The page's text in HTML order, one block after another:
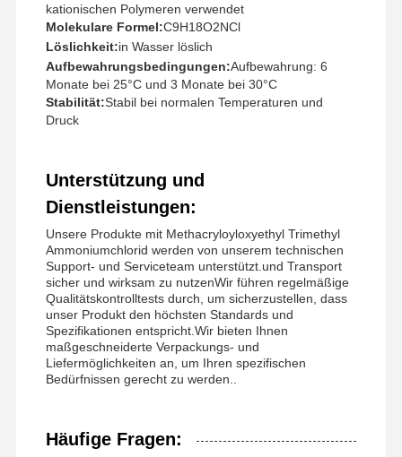
kationischen Polymeren verwendet
Molekulare Formel:C9H18O2NCl
Löslichkeit:in Wasser löslich
Aufbewahrungsbedingungen:Aufbewahrung: 6
Monate bei 25°C und 3 Monate bei 30°C
Stabilität:Stabil bei normalen Temperaturen und
Druck
Unterstützung und
Dienstleistungen:
Unsere Produkte mit Methacryloyloxyethyl Trimethyl
Ammoniumchlorid werden von unserem technischen
Support- und Serviceteam unterstützt.und Transport
sicher und wirksam zu nutzenWir führen regelmäßige
Qualitätskontrolltests durch, um sicherzustellen, dass
unser Produkt den höchsten Standards und
Spezifikationen entspricht.Wir bieten Ihnen
maßgeschneiderte Verpackungs- und
Liefermöglichkeiten an, um Ihren spezifischen
Bedürfnissen gerecht zu werden..
Häufige Fragen: